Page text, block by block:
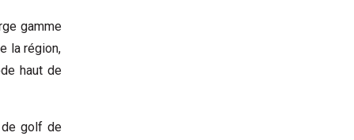
gamme
la région,
haut de
de golf de